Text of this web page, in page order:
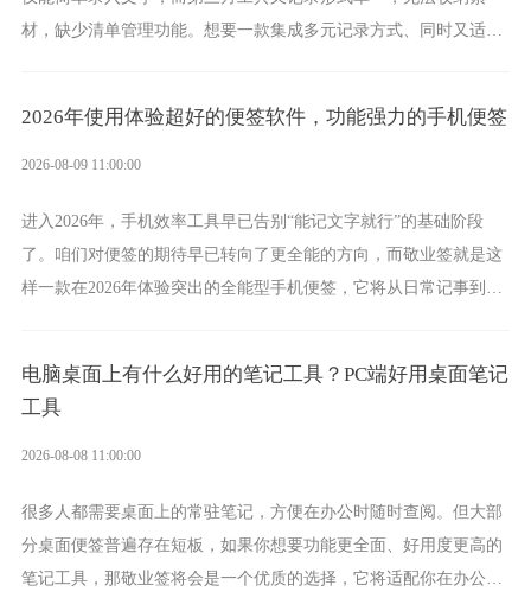
材，缺少清单管理功能。想要一款集成多元记录方式、同时又适配
2026年使用体验超好的便签软件，功能强力的手机便签
2026-08-09 11:00:00
进入2026年，手机效率工具早已告别“能记文字就行”的基础阶段
了。咱们对便签的期待早已转向了更全能的方向，而敬业签就是这
样一款在2026年体验突出的全能型手机便签，它将从日常记事到时
电脑桌面上有什么好用的笔记工具？PC端好用桌面笔记
工具
2026-08-08 11:00:00
很多人都需要桌面上的常驻笔记，方便在办公时随时查阅。但大部
分桌面便签普遍存在短板，如果你想要功能更全面、好用度更高的
笔记工具，那敬业签将会是一个优质的选择，它将适配你在办公、